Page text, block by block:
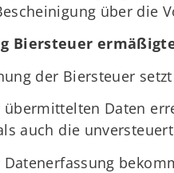
über die
Biersteuer
der Biersteuer
übermittelten Daten
auch die